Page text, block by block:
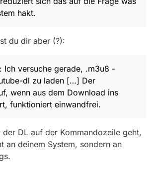
hakt.
du dir aber (?):
Ich versuche gerade, .m3u8 -
dl zu laden […] Der
wenn aus dem Download ins
funktioniert einwandfrei.
DL auf der Kommandozeile geht,
an deinem System, sondern an